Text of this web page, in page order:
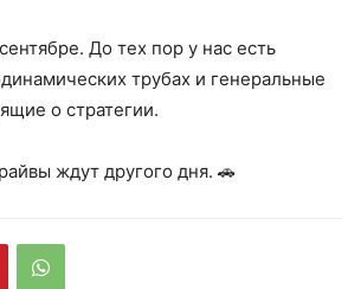
До тех пор у нас есть
трубах и генеральные
о стратегии.
ждут другого дня. 🚗